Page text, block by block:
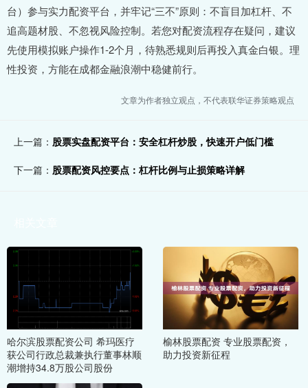
台）参与实力配资平台，并牢记“三不”原则：不盲目加杠杆、不
追高题材股、不忽视风险控制。若您对配资流程存在疑问，建议
先使用模拟账户操作1-2个月，待熟悉规则后再投入真金白银。理
性投资，方能在成都金融浪潮中稳健前行。
文章为作者独立观点，不代表联华证券策略观点
上一篇： 股票实盘配资平台：安全杠杆炒股，快速开户低门槛
下一篇： 股票配资风控要点：杠杆比例与止损策略详解
哈尔滨股票配资公司 希玛医疗
获公司行政总裁兼执行董事林顺
潮增持34.8万股公司股份
榆林股票配资 专业股票配资，
助力投资新征程